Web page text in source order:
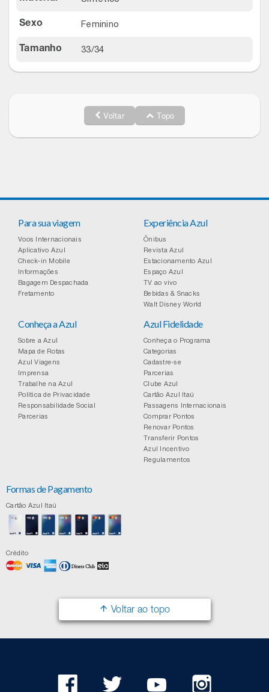
Saúde E Bem-Estar
TV
Utilidades Industriais
Vestuário
The Bar
Três Corações
Sexo Feminino
Tamanho 33/34
Voltar Topo
Para sua viagem
Voos Internacionais
Aplicativo Azul
Check-in Mobile
Informações
Bagagem Despachada
Fretamento
Experiência Azul
Ônibus
Revista Azul
Estacionamento Azul
Espaço Azul
TV ao vivo
Bebidas & Snacks
Walt Disney World
Conheça a Azul
Sobre a Azul
Mapa de Rotas
Azul Viagens
Imprensa
Trabalhe na Azul
Política de Privacidade
Responsabilidade Social
Parcerias
Azul Fidelidade
Conheça o Programa
Categorias
Cadastre-se
Parcerias
Clube Azul
Cartão Azul Itaú
Passagens Internacionais
Comprar Pontos
Renovar Pontos
Transferir Pontos
Azul Incentivo
Regulamentos
Formas de Pagamento
Cartão Azul Itaú
Crédito
Voltar ao topo